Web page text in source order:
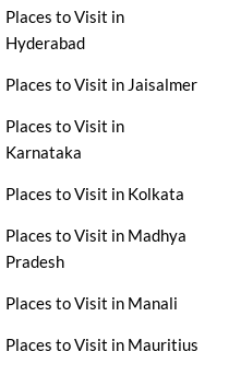
Places to Visit in
Hyderabad
Places to Visit in Jaisalmer
Places to Visit in
Karnataka
Places to Visit in Kolkata
Places to Visit in Madhya
Pradesh
Places to Visit in Manali
Places to Visit in Mauritius